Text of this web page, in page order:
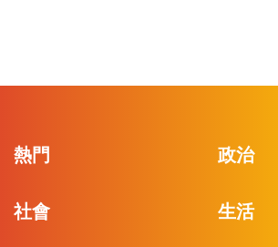
熱門 政治
社會 生活